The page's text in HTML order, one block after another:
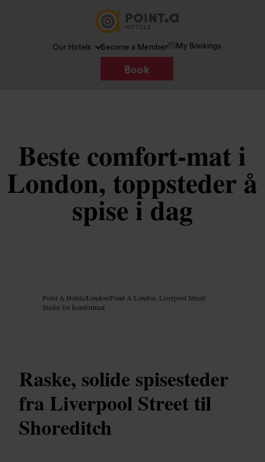
Our Hotels Become a Member My Bookings
Book
Beste comfort-mat i
London, toppsteder å
spise i dag
Point A Hotels/London/Point A London, Liverpool Street/
Steder for komfortmat
Raske, solide spisesteder
fra Liverpool Street til
Shoreditch